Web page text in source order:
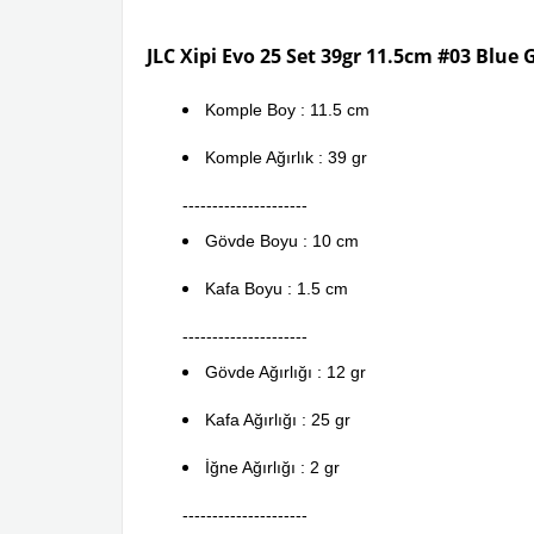
JLC Xipi Evo 25 Set 39gr 11.5cm #03
Komple Boy : 11.5 cm
Komple Ağırlık : 39 gr
---------------------
Gövde Boyu : 10 cm
Kafa Boyu : 1.5 cm
---------------------
Gövde Ağırlığı : 12 gr
Kafa Ağırlığı : 25 gr
İğne Ağırlığı : 2 gr
---------------------